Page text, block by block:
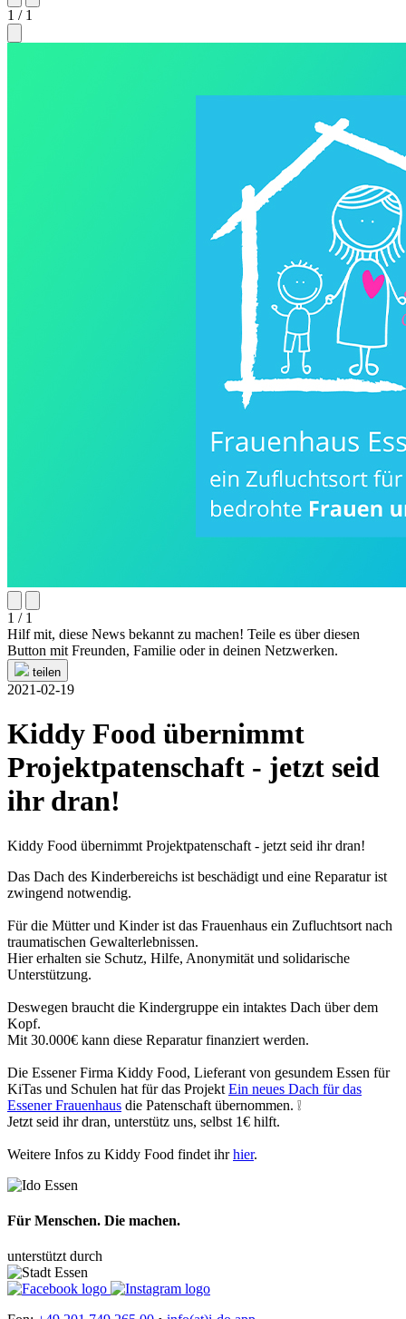
1 / 1
1 / 1
Hilf mit, diese News bekannt zu machen! Teile es über diesen
Button mit Freunden, Familie oder in deinen Netzwerken.
teilen
2021-02-19
Kiddy Food übernimmt
Projektpatenschaft - jetzt seid
ihr dran!
Kiddy Food übernimmt Projektpatenschaft - jetzt seid ihr dran!
Das Dach des Kinderbereichs ist beschädigt und eine Reparatur ist
zwingend notwendig.
Für die Mütter und Kinder ist das Frauenhaus ein Zufluchtsort nach
traumatischen Gewalterlebnissen.
Hier erhalten sie Schutz, Hilfe, Anonymität und solidarische
Unterstützung.
Deswegen braucht die Kindergruppe ein intaktes Dach über dem
Kopf.
Mit 30.000€ kann diese Reparatur finanziert werden.
Die Essener Firma Kiddy Food, Lieferant von gesundem Essen für
KiTas und Schulen hat für das Projekt Ein neues Dach für das
Essener Frauenhaus die Patenschaft übernommen. ❕
Jetzt seid ihr dran, unterstütz uns, selbst 1€ hilft.
Weitere Infos zu Kiddy Food findet ihrhier.
Für Menschen. Die machen.
unterstützt durch